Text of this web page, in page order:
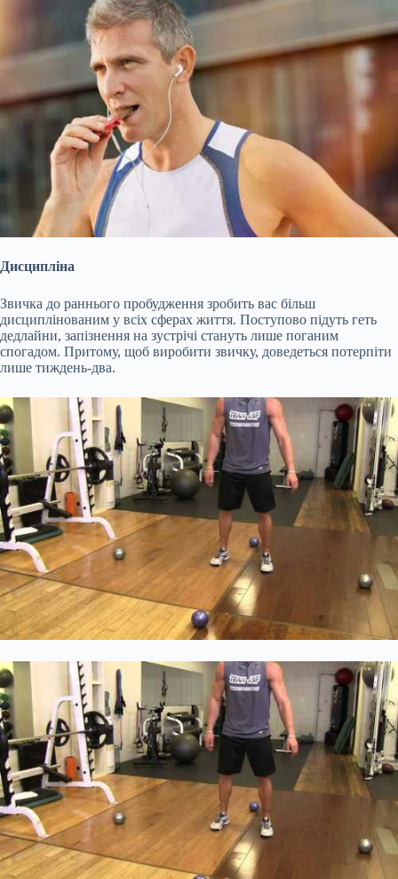
Дисципліна
Звичка до раннього пробудження зробить вас більш
дисциплінованим у всіх сферах життя. Поступово підуть геть
дедлайни, запізнення на зустрічі стануть лише поганим
спогадом. Притому, щоб виробити звичку, доведеться потерпіти
лише тиждень-два.